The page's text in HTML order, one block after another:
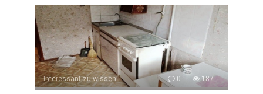
Interessant zu wissen 0 187